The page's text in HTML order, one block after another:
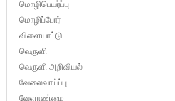
மொழிபெயர்ப்பு
மொழிப்போர்
விளையாட்டு
வெருளி
வெருளி அறிவியல்
வேலைவாய்ப்பு
வேளாண்மை